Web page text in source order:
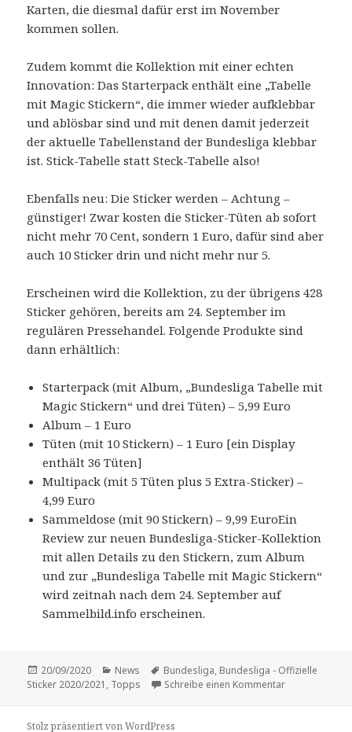
Karten, die diesmal dafür erst im November
kommen sollen.
Zudem kommt die Kollektion mit einer echten
Innovation: Das Starterpack enthält eine „Tabelle
mit Magic Stickern“, die immer wieder aufklebbar
und ablösbar sind und mit denen damit jederzeit
der aktuelle Tabellenstand der Bundesliga klebbar
ist. Stick-Tabelle statt Steck-Tabelle also!
Ebenfalls neu: Die Sticker werden – Achtung –
günstiger! Zwar kosten die Sticker-Tüten ab sofort
nicht mehr 70 Cent, sondern 1 Euro, dafür sind aber
auch 10 Sticker drin und nicht mehr nur 5.
Erscheinen wird die Kollektion, zu der übrigens 428
Sticker gehören, bereits am 24. September im
regulären Pressehandel. Folgende Produkte sind
dann erhältlich:
Starterpack (mit Album, „Bundesliga Tabelle mit
Magic Stickern“ und drei Tüten) – 5,99 Euro
Album – 1 Euro
Tüten (mit 10 Stickern) – 1 Euro [ein Display
enthält 36 Tüten]
Multipack (mit 5 Tüten plus 5 Extra-Sticker) –
4,99 Euro
Sammeldose (mit 90 Stickern) – 9,99 EuroEin
Review zur neuen Bundesliga-Sticker-Kollektion
mit allen Details zu den Stickern, zum Album
und zur „Bundesliga Tabelle mit Magic Stickern“
wird zeitnah nach dem 24. September auf
Sammelbild.info erscheinen.
Veröffentlicht
am
20/09/2020 Kategorien
News Schlagwörter
Bundesliga, Bundesliga - Offizielle
Sticker 2020/2021 , Topps Schreibe einen Kommentarzu Zum
Stolz präsentiert von WordPress